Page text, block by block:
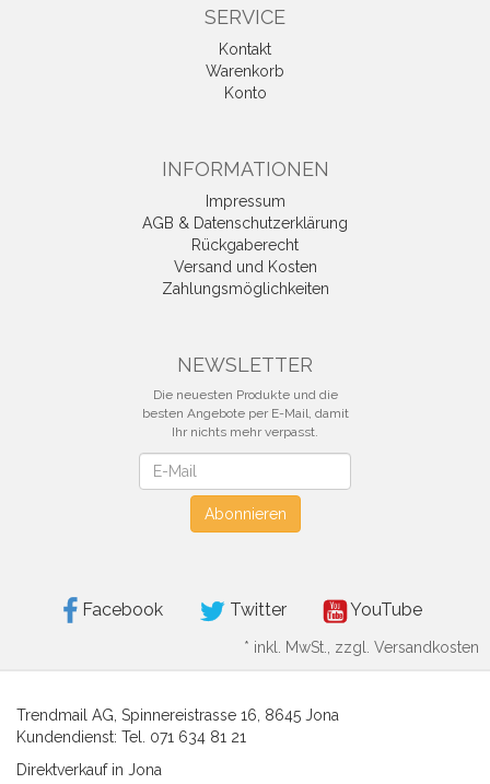
SERVICE
Kontakt
Warenkorb
Konto
INFORMATIONEN
Impressum
AGB & Datenschutzerklärung
Rückgaberecht
Versand und Kosten
Zahlungsmöglichkeiten
NEWSLETTER
Die neuesten Produkte und die
besten Angebote per E-Mail, damit
Ihr nichts mehr verpasst.
Abonnieren
Facebook Twitter YouTube
* inkl. MwSt., zzgl. Versandkosten
Trendmail AG, Spinnereistrasse 16, 8645 Jona
Kundendienst: Tel. 071 634 81 21
Direktverkauf in Jona